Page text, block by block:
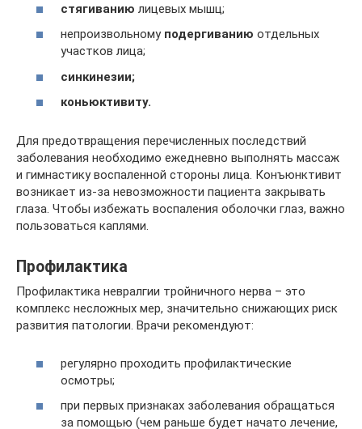
стягиванию лицевых мышц;
непроизвольному подергиванию отдельных
участков лица;
синкинезии;
коньюктивиту.
Для предотвращения перечисленных последствий
заболевания необходимо ежедневно выполнять массаж
и гимнастику воспаленной стороны лица. Конъюнктивит
возникает из-за невозможности пациента закрывать
глаза. Чтобы избежать воспаления оболочки глаз, важно
пользоваться каплями.
Профилактика
Профилактика невралгии тройничного нерва – это
комплекс несложных мер, значительно снижающих риск
развития патологии. Врачи рекомендуют:
регулярно проходить профилактические
осмотры;
при первых признаках заболевания обращаться
за помощью (чем раньше будет начато лечение,